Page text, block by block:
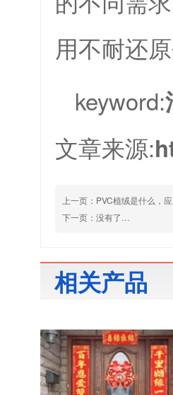
用不耐还
keyword:
文章来源:
上一页： PVC植绒是什么，
下一页：没有了…
相关产品